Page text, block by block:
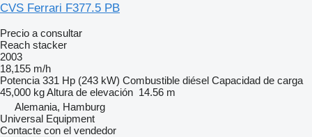
CVS Ferrari F377.5 PB
Precio a consultar
Reach stacker
2003
18,155 m/h
Potencia 331 Hp (243 kW) Combustible diésel Capacidad de carga
45,000 kgAltura de elevación 14.56 m
Alemania, Hamburg
Universal Equipment
Contacte con el vendedor